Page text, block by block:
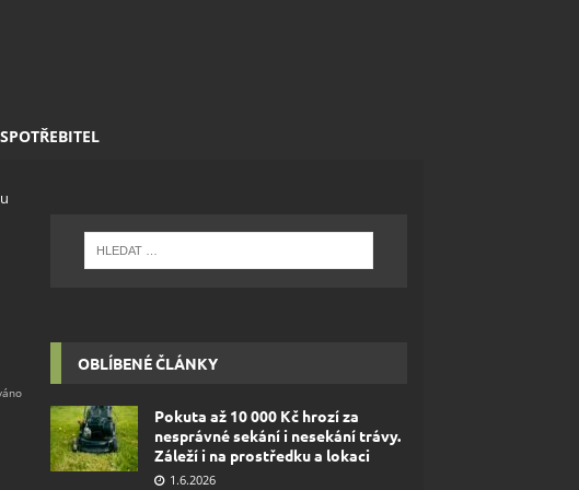
SPOTŘEBITEL
OBLÍBENÉ ČLÁNKY
Pokuta až 10 000 Kč hrozí za
nesprávné sekání i nesekání trávy.
Záleží i na prostředku a lokaci
1.6.2026